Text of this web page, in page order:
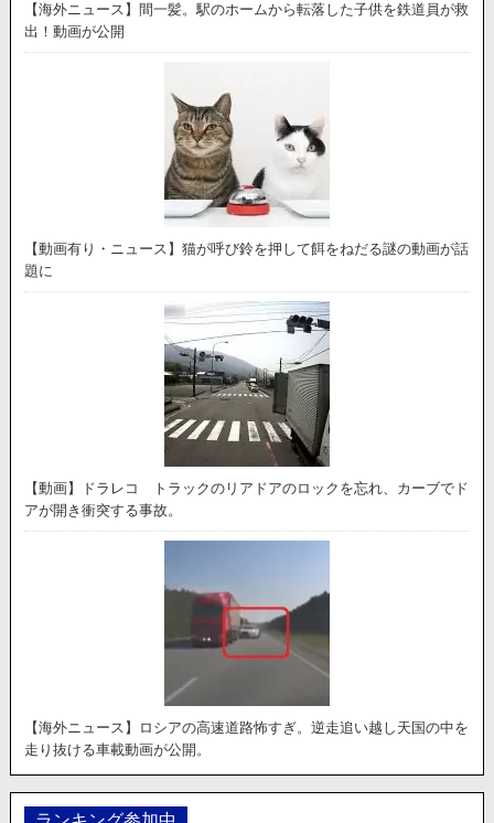
【海外ニュース】間一髪。駅のホームから転落した子供を鉄道員が救
出！動画が公開
【動画有り・ニュース】猫が呼び鈴を押して餌をねだる謎の動画が話
題に
【動画】ドラレコ トラックのリアドアのロックを忘れ、カーブでド
アが開き衝突する事故。
【海外ニュース】ロシアの高速道路怖すぎ。逆走追い越し天国の中を
走り抜ける車載動画が公開。